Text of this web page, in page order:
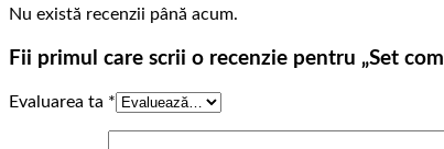
Nu există recenzii până acum.
Fii primul care scrii o recenzie pentru „Set
Evaluarea ta *